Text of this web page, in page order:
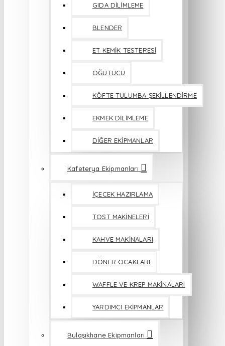
GIDA DİLİMLEME
BLENDER
ET KEMİK TESTERESİ
ÖĞÜTÜCÜ
KÖFTE TULUMBA ŞEKİLLENDİRME
EKMEK DİLİMLEME
DİĞER EKİPMANLAR
Kafeterya Ekipmanları
İÇECEK HAZIRLAMA
TOST MAKİNELERİ
KAHVE MAKİNALARI
DÖNER OCAKLARI
WAFFLE VE KREP MAKİNALARI
YARDIMCI EKİPMANLAR
Bulaşıkhane Ekipmanları